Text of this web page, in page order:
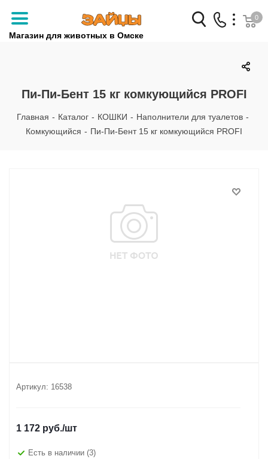
Магазин для животных в Омске
Заказать звонок
+7 (3812) 79-04-04
+7 (950) 959-88-32
0
Пи-Пи-Бент 15 кг комкующийся PROFI
Главная - Каталог - КОШКИ - Наполнители для туалетов -
Комкующийся - Пи-Пи-Бент 15 кг комкующийся PROFI
Артикул: 16538
1 172 руб./шт
Есть в наличии (3)